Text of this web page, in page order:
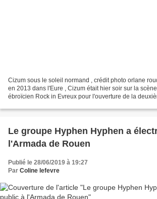
Cizum sous le soleil normand , crédit photo orlane
en 2013 dans l'Eure , Cizum était hier soir sur la
ébroïcien Rock in Evreux pour l'ouverture de la
Le groupe Hyphen Hyphen a
l'Armada de Rouen
Publié le 28/06/2019 à 19:27
Par Coline lefevre